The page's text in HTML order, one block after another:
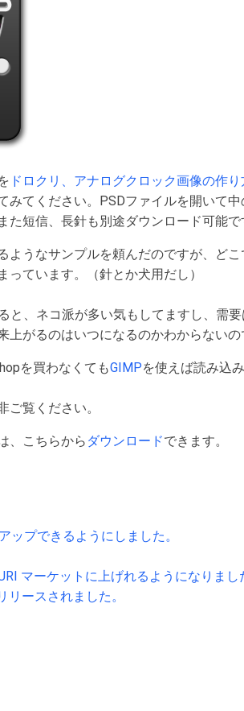
ドロクリ、アナログクロック画像の作
みてください。PSDファイルを開いて
短信、長針も別途ダウンロード可能で
ようなサンプルを頼んだのですが、ど
ています。（針とか犬用だし）
と、ネコ派が多い気もしてますし、需
がるのはいつになるのかわからないの
を買わなくてもGIMPを使えば読み込
覧ください。
、こちらから ダウンロードできます。
ップできるようにしました。
マーケットに上げれるようになりまし
リースされました。